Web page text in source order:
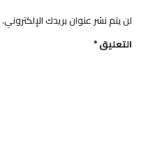
لن يتم نشر عنوان بريدك الإلكتروني.
التعليق*